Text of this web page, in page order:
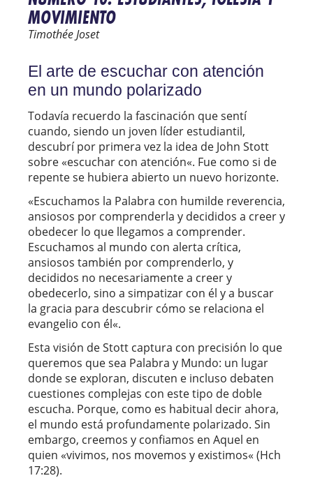
MOVIMIENTO
Timothée Joset
El arte de escuchar con atención
en un mundo polarizado
Todavía recuerdo la fascinación que sentí
cuando, siendo un joven líder estudiantil,
descubrí por primera vez la idea de John Stott
sobre «escuchar con atención«. Fue como si de
repente se hubiera abierto un nuevo horizonte.
«Escuchamos la Palabra con humilde reverencia,
ansiosos por comprenderla y decididos a creer y
obedecer lo que llegamos a comprender.
Escuchamos al mundo con alerta crítica,
ansiosos también por comprenderlo, y
decididos no necesariamente a creer y
obedecerlo, sino a simpatizar con él y a buscar
la gracia para descubrir cómo se relaciona el
evangelio con él«.
Esta visión de Stott captura con precisión lo que
queremos que sea Palabra y Mundo: un lugar
donde se exploran, discuten e incluso debaten
cuestiones complejas con este tipo de doble
escucha. Porque, como es habitual decir ahora,
el mundo está profundamente polarizado. Sin
embargo, creemos y confiamos en Aquel en
quien «vivimos, nos movemos y existimos« (Hch
17:28).